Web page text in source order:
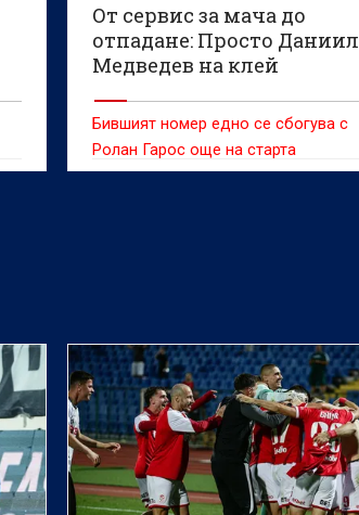
От сервис за мача до
отпадане: Просто Даниил
Медведев на клей
Бившият номер едно се сбогува с
Ролан Гарос още на старта